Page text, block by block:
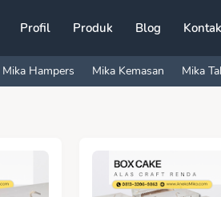
Profil Produk Blog Kontak
Mika Hampers Mika Kemasan Mika